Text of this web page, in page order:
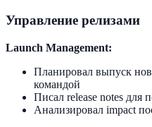
Управление релизами
Launch Management:
Планировал выпуск
командой
Писал release notes для
Анализировал impact